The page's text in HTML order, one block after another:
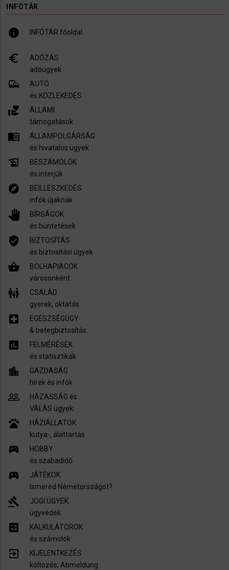
INFÓTÁR
info INFÓTÁR főoldal
euro_symbol
ADÓZÁS
adóügyek
commute
AUTÓ
és KÖZLEKEDÉS
volunteer_activism
ÁLLAMI
támogatások
menu_book
ÁLLAMPOLGÁRSÁG
és hivatalos ügyek
history_edu
BESZÁMOLÓK
és interjúk
explore
BEILLESZKEDÉS
infók újaknak
pan_tool
BÍRSÁGOK
és büntetések
verified_user
BIZTOSÍTÁS
és biztosítási ügyek
shopping_basket
BOLHAPIACOK
városonként
family_restroom
CSALÁD
gyerek, oktatás
local_hospital
EGÉSZSÉGÜGY
​& betegbiztosítás
assessment
FELMÉRÉSEK
és statisztikák
location_city
GAZDASÁG
hírek és infók
people_outline
HÁZASSÁG és
VÁLÁS ügyek
pets
HÁZIÁLLATOK
kutya-, álattartás
sports_esports
HOBBY
és szabadidő
sports_esports
JÁTÉKOK
Ismered Németországot?
gavel
JOGI ÜGYEK
ügyvédek
calculate
KALKULÁTOROK
és számolók
exit_to_app
KIJELENTKEZÉS
költözés, Abmeldung